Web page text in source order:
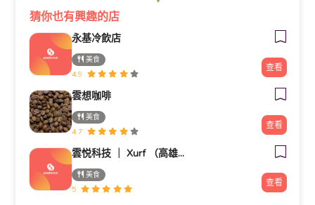
猜你也有興趣的店
永基冷飲店
美食
4.9
查看
雲想咖啡
美食
4.7
查看
雲悦科技 ｜ Xurf （高雄公司）營銷系統展示中心
美食
5
查看